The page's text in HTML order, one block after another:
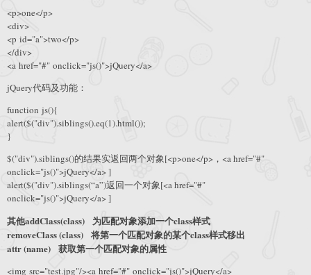
<p>one</p>
<div>
<p id="a">two</p>
</div>
<a href="#" onclick="js()">jQuery</a>
jQuery代码及功能：
function js(){
alert($("div").siblings().eq(1).html());
}
$("div").siblings()的结果实返回两个对象[<p>one</p>，<a href="#"
onclick="js()">jQuery</a> ]
alert($("div").siblings(“a”)返回一个对象[<a href="#"
onclick="js()">jQuery</a> ]
其他addClass(class) 为匹配对象添加一个class样式
removeClass (class) 将第一个匹配对象的某个class样式移出
attr (name) 获取第一个匹配对象的属性
<img src="test.jpg"/><a href="#" onclick="js()">jQuery</a>